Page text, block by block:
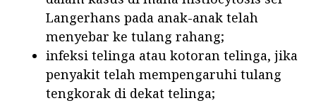
Langerhans pada anak-anak telah
menyebar ke tulang rahang;
infeksi telinga atau kotoran telinga, jika
penyakit telah mempengaruhi tulang
tengkorak di dekat telinga;